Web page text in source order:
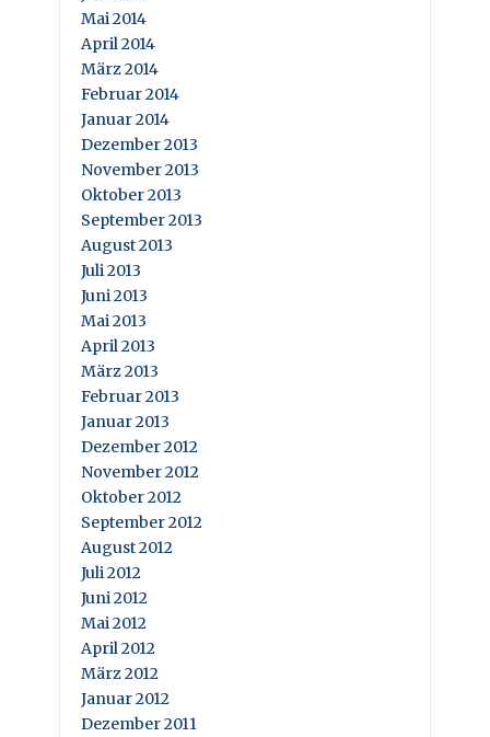
Mai 2014
April 2014
März 2014
Februar 2014
Januar 2014
Dezember 2013
November 2013
Oktober 2013
September 2013
August 2013
Juli 2013
Juni 2013
Mai 2013
April 2013
März 2013
Februar 2013
Januar 2013
Dezember 2012
November 2012
Oktober 2012
September 2012
August 2012
Juli 2012
Juni 2012
Mai 2012
April 2012
März 2012
Januar 2012
Dezember 2011